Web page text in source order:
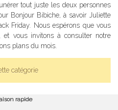
tout juste les deux personnes
Bonjour Bibiche, à savoir Juliette
Friday. Nous espérons que vous
et vous invitons à consulter notre
plans du mois.
catégorie
rapide